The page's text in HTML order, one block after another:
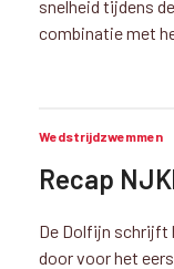
snelheid tijdens
combinatie met
Wedstrijdzwemmen
Recap
De Dolfijn schrijft
door voor het